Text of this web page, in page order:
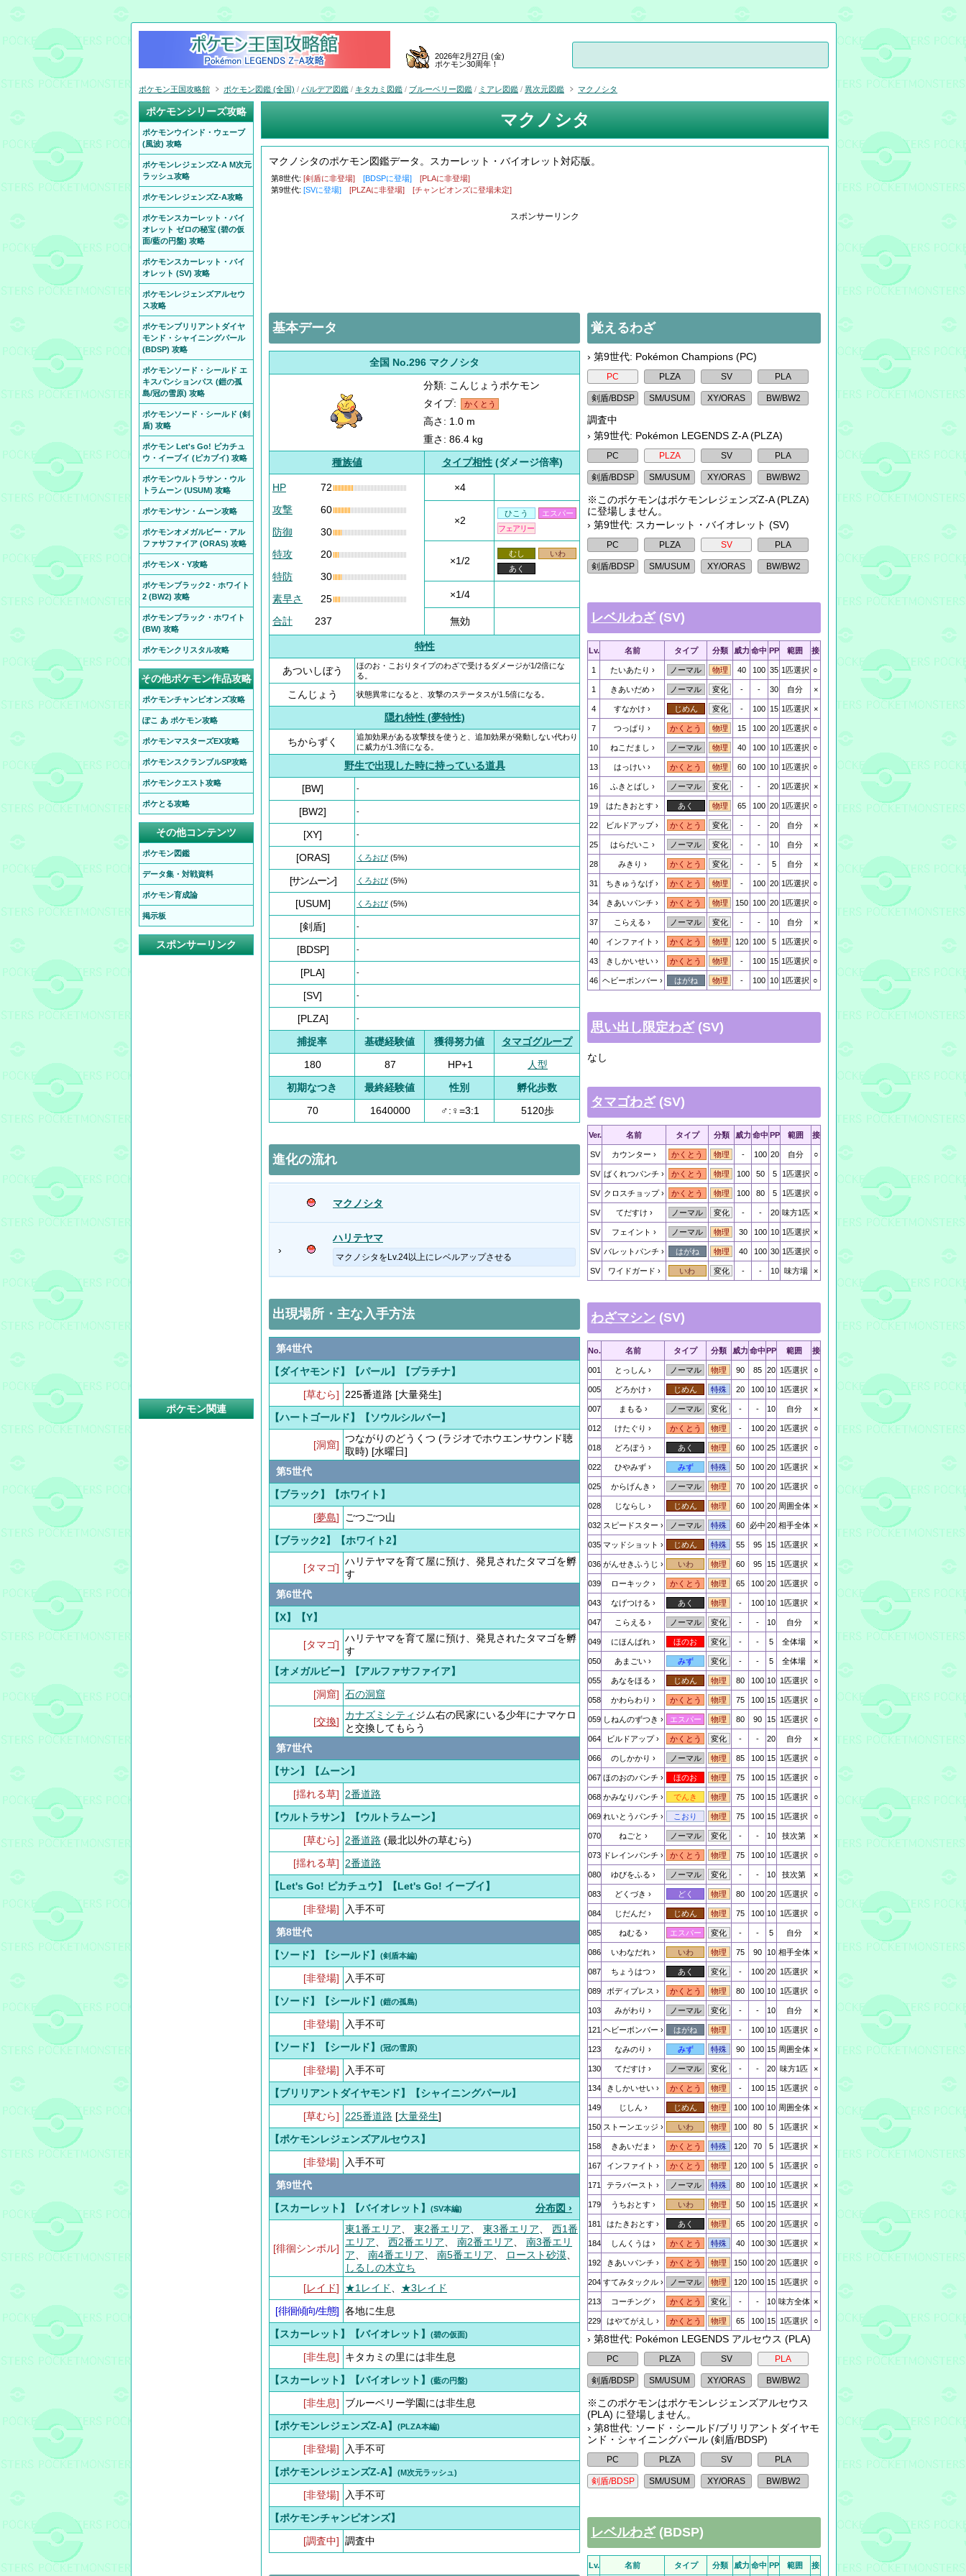
マクノシタ
マクノシタのポケモン図鑑データ。スカーレット・バイオレット対応版。
第8世代: [剣盾に非登場] [BDSPに登場]
[PLAに非登場]
第9世代: [SVに登場] [PLZAに非登場] [チャンピオンズに登場未定]
スポンサーリンク
基本データ
全国 No.296 マクノシタ
分類: こんじょうポケモン
タイプ:
かくとう
高さ: 1.0 m
重さ: 86.4 kg
種族値
タイプ相性(ダメージ倍率)
HP
72
攻撃
60
防御
30
特攻
20
特防
30
素早さ
25
合計
237
×4
×2
ひこう
エスパー
フェアリー
×1/2
むし
いわ
あく
×1/4
無効
特性
あついしぼう
ほのお・こおりタイプのわざで受けるダメージが1/2倍にな
る。
こんじょう 状態異常になると、攻撃のステータスが1.5倍になる。
隠れ特性 (夢特性)
ちからずく
追加効果がある攻撃技を使うと、追加効果が発動しない代わり
に威力が1.3倍になる。
野生で出現した時に持っている道具
[BW]
-
[BW2] -
[XY] -
[ORAS] くろおび (5%)
[サンムーン] くろおび (5%)
[USUM] くろおび (5%)
[剣盾] -
[BDSP] -
[PLA] -
[SV] -
[PLZA] -
捕捉率 基礎経験値 獲得努力値
タマゴグループ
180
87 HP+1
人型
初期なつき
最終経験値 性別
孵化歩数
70
1640000 ♂:♀=3:1 5120歩
進化の流れ
マクノシタ
›
ハリテヤマ
マクノシタをLv.24以上にレベルアップさせる
出現場所・主な入手方法
第4世代
【ダイヤモンド】【パール】【プラチナ】
[草むら]
225番道路 [大量発生]
【ハートゴールド】【ソウルシルバー】
[洞窟]
つながりのどうくつ (ラジオでホウエンサウンド聴
取時) [水曜日]
第5世代
【ブラック】【ホワイト】
[夢島]
ごつごつ山
【ブラック2】【ホワイト2】
[タマゴ]
ハリテヤマを育て屋に預け、発見されたタマゴを孵
す
第6世代
【X】【Y】
[タマゴ]
ハリテヤマを育て屋に預け、発見されたタマゴを孵
す
【オメガルビー】【アルファサファイア】
[洞窟] 石の洞窟
[交換]
カナズミシティ ジム右の民家にいる少年にナマケロ
と交換してもらう
第7世代
【サン】【ムーン】
[揺れる草]
2番道路
【ウルトラサン】【ウルトラムーン】
[草むら]
2番道路 (最北以外の草むら)
[揺れる草]
2番道路
【Let's Go! ピカチュウ】【Let's Go! イーブイ】
[非登場]
入手不可
第8世代
【ソード】【シールド】
(剣盾本編)
[非登場]
入手不可
【ソード】【シールド】
(鎧の孤島)
[非登場]
入手不可
【ソード】【シールド】
(冠の雪原)
[非登場]
入手不可
【ブリリアントダイヤモンド】【シャイニングパール】
[草むら]
225番道路 [大量発生]
【ポケモンレジェンズアルセウス】
[非登場]
入手不可
第9世代
【スカーレット】【バイオレット】
(SV本編) 分布図 ›
[徘徊シンボル]
東1番エリア 東2番エリア 東3番エリア
西1番
エリア
西2番エリア 南2番エリア
南3番エリ
ア
南4番エリア 南5番エリア ロースト砂漠
しるしの木立ち
[レイド] ★1レイド
★3レイド
[徘徊傾向/生態] 各地に生息
【スカーレット】【バイオレット】
(碧の仮面)
[非生息]
キタカミの里には非生息
【スカーレット】【バイオレット】
(藍の円盤)
[非生息]
ブルーベリー学園には非生息
【ポケモンレジェンズZ-A】
(PLZA本編)
[非登場]
入手不可
【ポケモンレジェンズZ-A】
(M次元ラッシュ)
[非登場]
入手不可
【ポケモンチャンピオンズ】
[調査中] 調査中
覚えるわざ
› 第9世代: Pokémon Champions (PC)
調査中
› 第9世代: Pokémon LEGENDS Z-A (PLZA)
※このポケモンはポケモンレジェンズZ-A (PLZA)
に登場しません。
› 第9世代: スカーレット・バイオレット (SV)
レベルわざ(SV)
Lv. 名前 タイプ 分類 威力 命中 PP 範囲 接
1 たいあたり ノーマル 物理 40 100 35 1匹選択 ○
1 きあいだめ ノーマル 変化 - - 30 自分 ×
4 すなかけ じめん 変化 - 100 15 1匹選択 ×
7 つっぱり かくとう 物理 15 100 20 1匹選択 ○
10 ねこだまし ノーマル 物理 40 100 10 1匹選択 ○
13 はっけい かくとう 物理 60 100 10 1匹選択 ○
16 ふきとばし ノーマル 変化 - - 20 1匹選択 ×
19 はたきおとす あく 物理 65 100 20 1匹選択 ○
22 ビルドアップ かくとう 変化 - - 20 自分 ×
25 はらだいこ ノーマル 変化 - - 10 自分 ×
28 みきり かくとう 変化 - - 5 自分 ×
31 ちきゅうなげ かくとう 物理 - 100 20 1匹選択 ○
34 きあいパンチ かくとう 物理 150 100 20 1匹選択 ○
37 こらえる ノーマル 変化 - - 10 自分 ×
40 インファイト かくとう 物理 120 100 5 1匹選択 ○
43 きしかいせい かくとう 物理 - 100 15 1匹選択 ○
46 ヘビーボンバー はがね 物理 - 100 10 1匹選択 ○
思い出し限定わざ(SV)
なし
タマゴわざ(SV)
Ver. 名前 タイプ 分類 威力 命中 PP 範囲 接
SV カウンター かくとう 物理 - 100 20 自分 ○
SV ばくれつパンチ かくとう 物理 100 50 5 1匹選択 ○
SV クロスチョップ かくとう 物理 100 80 5 1匹選択 ○
SV てだすけ ノーマル 変化 - - 20 味方1匹 ×
SV フェイント ノーマル 物理 30 100 10 1匹選択 ×
SV バレットパンチ はがね 物理 40 100 30 1匹選択 ○
SV ワイドガード いわ 変化 - - 10 味方場 ×
わざマシン (SV)
No. 名前 タイプ 分類 威力 命中PP 範囲 接
001 とっしん ノーマル 物理 90 85 20 1匹選択 ○
005 どろかけ じめん 特殊 20 100 10 1匹選択 ×
007 まもる ノーマル 変化 - - 10 自分 ×
012 けたぐり かくとう 物理 - 100 20 1匹選択 ○
018 どろぼう あく 物理 60 100 25 1匹選択 ○
022 ひやみず みず 特殊 50 100 20 1匹選択 ×
025 からげんき ノーマル 物理 70 100 20 1匹選択 ○
028 じならし じめん 物理 60 100 20 周囲全体 ×
032 スピードスター ノーマル 特殊 60 必中 20 相手全体 ×
035 マッドショット じめん 特殊 55 95 15 1匹選択 ×
036 がんせきふうじ いわ 物理 60 95 15 1匹選択 ×
039 ローキック かくとう 物理 65 100 20 1匹選択 ○
043 なげつける あく 物理 - 100 10 1匹選択 ×
047 こらえる ノーマル 変化 - - 10 自分 ×
049 にほんばれ ほのお 変化 - - 5 全体場 ×
050 あまごい みず 変化 - - 5 全体場 ×
055 あなをほる じめん 物理 80 100 10 1匹選択 ○
058 かわらわり かくとう 物理 75 100 15 1匹選択 ○
059 しねんのずつき エスパー 物理 80 90 15 1匹選択 ○
064 ビルドアップ かくとう 変化 - - 20 自分 ×
066 のしかかり ノーマル 物理 85 100 15 1匹選択 ○
067 ほのおのパンチ ほのお 物理 75 100 15 1匹選択 ○
068 かみなりパンチ でんき 物理 75 100 15 1匹選択 ○
069 れいとうパンチ こおり 物理 75 100 15 1匹選択 ○
070 ねごと ノーマル 変化 - - 10 技次第 ×
073 ドレインパンチ かくとう 物理 75 100 10 1匹選択 ○
080 ゆびをふる ノーマル 変化 - - 10 技次第 ×
083 どくづき どく 物理 80 100 20 1匹選択 ○
084 じだんだ じめん 物理 75 100 10 1匹選択 ○
085 ねむる エスパー 変化 - - 5 自分 ×
086 いわなだれ いわ 物理 75 90 10 相手全体 ×
087 ちょうはつ あく 変化 - 100 20 1匹選択 ×
089 ボディプレス かくとう 物理 80 100 10 1匹選択 ○
103 みがわり ノーマル 変化 - - 10 自分 ×
121 ヘビーボンバー はがね 物理 - 100 10 1匹選択 ○
123 なみのり みず 特殊 90 100 15 周囲全体 ×
130 てだすけ ノーマル 変化 - - 20 味方1匹 ×
134 きしかいせい かくとう 物理 - 100 15 1匹選択 ○
149 じしん じめん 物理 100 100 10 周囲全体 ×
150 ストーンエッジ いわ 物理 100 80 5 1匹選択 ×
158 きあいだま かくとう 特殊 120 70 5 1匹選択 ×
167 インファイト かくとう 物理 120 100 5 1匹選択 ○
171 テラバースト ノーマル 特殊 80 100 10 1匹選択 ×
179 うちおとす いわ 物理 50 100 15 1匹選択 ×
181 はたきおとす あく 物理 65 100 20 1匹選択 ○
184 しんくうは かくとう 特殊 40 100 30 1匹選択 ×
192 きあいパンチ かくとう 物理 150 100 20 1匹選択 ○
204 すてみタックル ノーマル 物理 120 100 15 1匹選択 ○
213 コーチング かくとう 変化 - - 10 味方全体 ×
229 はやてがえし かくとう 物理 65 100 15 1匹選択 ○
› 第8世代: Pokémon LEGENDS アルセウス (PLA)
※このポケモンはポケモンレジェンズアルセウス
(PLA) に登場しません。
› 第8世代: ソード・シールド/ブリリアントダイヤモ
ンド・シャイニングパール (剣盾/BDSP)
レベルわざ(BDSP)
Lv. 名前 タイプ 分類 威力 命中 PP 範囲 接
2026年2月27日 (金)
ポケモン30周年！
ポケモン王国攻略館 ポケモン図鑑 (全国) / パルデア図鑑 / キタカミ図鑑 / ブルーベリー図鑑 / ミアレ図鑑 / 異次元図鑑 マクノシタ
ポケモンシリーズ攻略
ポケモンウインド・ウェーブ
(風波) 攻略
ポケモンレジェンズZ-A M次元
ラッシュ攻略
ポケモンレジェンズZ-A攻略
ポケモンスカーレット・バイ
オレット ゼロの秘宝 (碧の仮
面/藍の円盤) 攻略
ポケモンスカーレット・バイ
オレット (SV) 攻略
ポケモンレジェンズアルセウ
ス攻略
ポケモンブリリアントダイヤ
モンド・シャイニングパール
(BDSP) 攻略
ポケモンソード・シールド エ
キスパンションパス (鎧の孤
島/冠の雪原) 攻略
ポケモンソード・シールド (剣
盾) 攻略
ポケモン Let's Go! ピカチュ
ウ・イーブイ (ピカブイ) 攻略
ポケモンウルトラサン・ウル
トラムーン (USUM) 攻略
ポケモンサン・ムーン攻略
ポケモンオメガルビー・アル
ファサファイア (ORAS) 攻略
ポケモンX・Y攻略
ポケモンブラック2・ホワイト
2 (BW2) 攻略
ポケモンブラック・ホワイト
(BW) 攻略
ポケモンクリスタル攻略
その他ポケモン作品攻略
ポケモンチャンピオンズ攻略
ぽこ あ ポケモン攻略
ポケモンマスターズEX攻略
ポケモンスクランブルSP攻略
ポケモンクエスト攻略
ポケとる攻略
その他コンテンツ
ポケモン図鑑
データ集・対戦資料
ポケモン育成論
掲示板
スポンサーリンク
ポケモン関連